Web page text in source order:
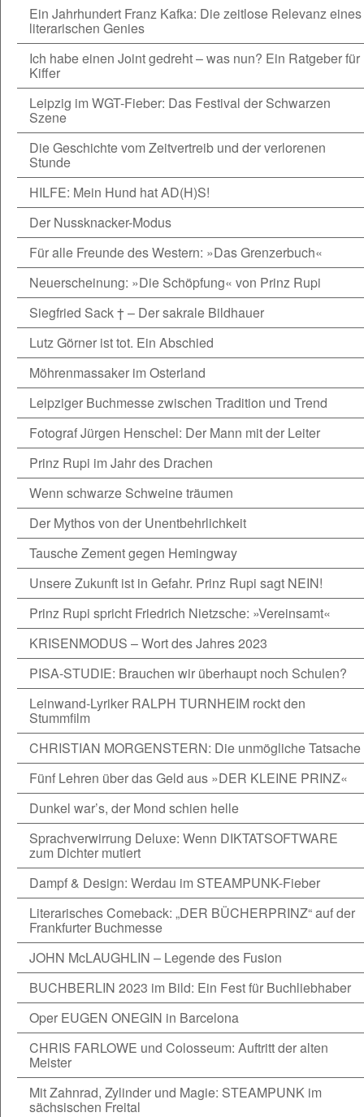
Ein Jahrhundert Franz Kafka: Die zeitlose Relevanz eines
literarischen Genies
Ich habe einen Joint gedreht – was nun? Ein Ratgeber für
Kiffer
Leipzig im WGT-Fieber: Das Festival der Schwarzen
Szene
Die Geschichte vom Zeitvertreib und der verlorenen
Stunde
HILFE: Mein Hund hat AD(H)S!
Der Nussknacker-Modus
Für alle Freunde des Western: »Das Grenzerbuch«
Neuerscheinung: »Die Schöpfung« von Prinz Rupi
Siegfried Sack † – Der sakrale Bildhauer
Lutz Görner ist tot. Ein Abschied
Möhrenmassaker im Osterland
Leipziger Buchmesse zwischen Tradition und Trend
Fotograf Jürgen Henschel: Der Mann mit der Leiter
Prinz Rupi im Jahr des Drachen
Wenn schwarze Schweine träumen
Der Mythos von der Unentbehrlichkeit
Tausche Zement gegen Hemingway
Unsere Zukunft ist in Gefahr. Prinz Rupi sagt NEIN!
Prinz Rupi spricht Friedrich Nietzsche: »Vereinsamt«
KRISENMODUS – Wort des Jahres 2023
PISA-STUDIE: Brauchen wir überhaupt noch Schulen?
Leinwand-Lyriker RALPH TURNHEIM rockt den
Stummfilm
CHRISTIAN MORGENSTERN: Die unmögliche Tatsache
Fünf Lehren über das Geld aus »DER KLEINE PRINZ«
Dunkel war’s, der Mond schien helle
Sprachverwirrung Deluxe: Wenn DIKTATSOFTWARE
zum Dichter mutiert
Dampf & Design: Werdau im STEAMPUNK-Fieber
Literarisches Comeback: „DER BÜCHERPRINZ“ auf der
Frankfurter Buchmesse
JOHN McLAUGHLIN – Legende des Fusion
BUCHBERLIN 2023 im Bild: Ein Fest für Buchliebhaber
Oper EUGEN ONEGIN in Barcelona
CHRIS FARLOWE und Colosseum: Auftritt der alten
Meister
Mit Zahnrad, Zylinder und Magie: STEAMPUNK im
sächsischen Freital